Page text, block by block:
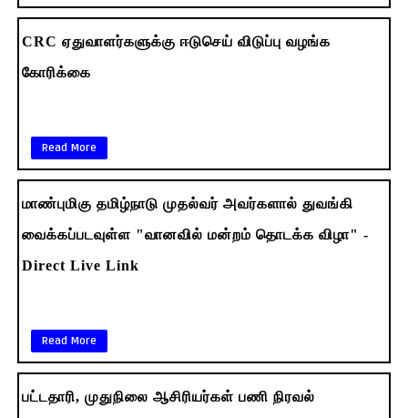
CRC ஏதுவாளர்களுக்கு ஈடுசெய் விடுப்பு வழங்க
கோரிக்கை
Read More
மாண்புமிகு தமிழ்நாடு முதல்வர் அவர்களால் துவங்கி
வைக்கப்படவுள்ள "வானவில் மன்றம் தொடக்க விழா" -
Direct Live Link
Read More
பட்டதாரி, முதுநிலை ஆசிரியர்கள் பணி நிரவல்